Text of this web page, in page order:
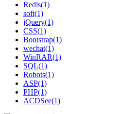
Redis(1)
soft(1)
jQuery(1)
CSS(1)
Bootstrap(1)
wechat(1)
WinRAR(1)
SQL(1)
Robots(1)
ASP(1)
PHP(1)
ACDSee(1)